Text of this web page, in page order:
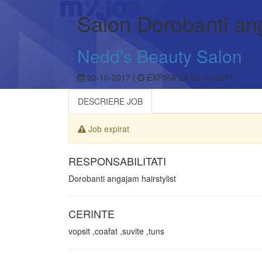
Salon Dorobanti
Nedd's Beauty Salon
23-10-2017 | EXPIRA LA 22-11-2017
DESCRIERE JOB
Job expirat
RESPONSABILITATI
Dorobanti angajam hairstylist
CERINTE
vopsit ,coafat ,suvite ,tuns